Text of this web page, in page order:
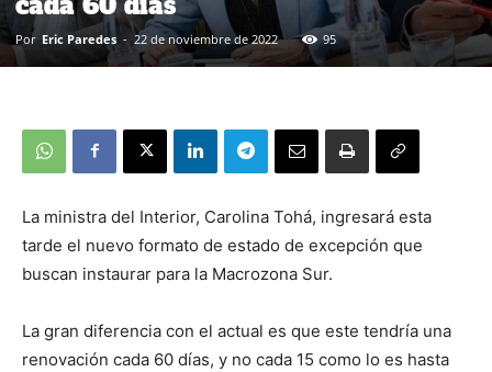
Por Eric Paredes - 22 de noviembre de 2022 95
La ministra del Interior, Carolina Tohá, ingresará esta
tarde el nuevo formato de estado de excepción que
buscan instaurar para la Macrozona Sur.
La gran diferencia con el actual es que este tendría una
renovación cada 60 días, y no cada 15 como lo es hasta